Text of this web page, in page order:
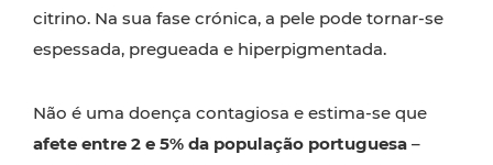
citrino. Na sua fase crónica, a pele pode tornar-se
espessada, pregueada e hiperpigmentada.
Não é uma doença contagiosa e estima-se que
afete entre 2 e 5% da população portuguesa –